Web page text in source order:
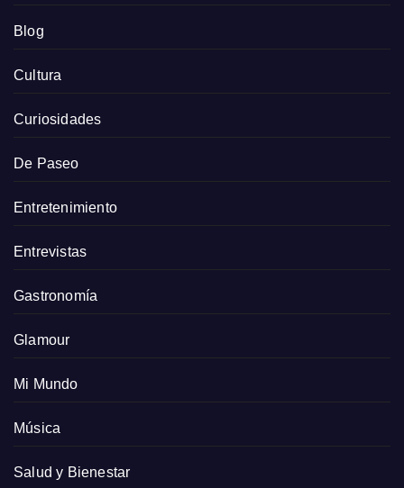
Blog
Cultura
Curiosidades
De Paseo
Entretenimiento
Entrevistas
Gastronomía
Glamour
Mi Mundo
Música
Salud y Bienestar